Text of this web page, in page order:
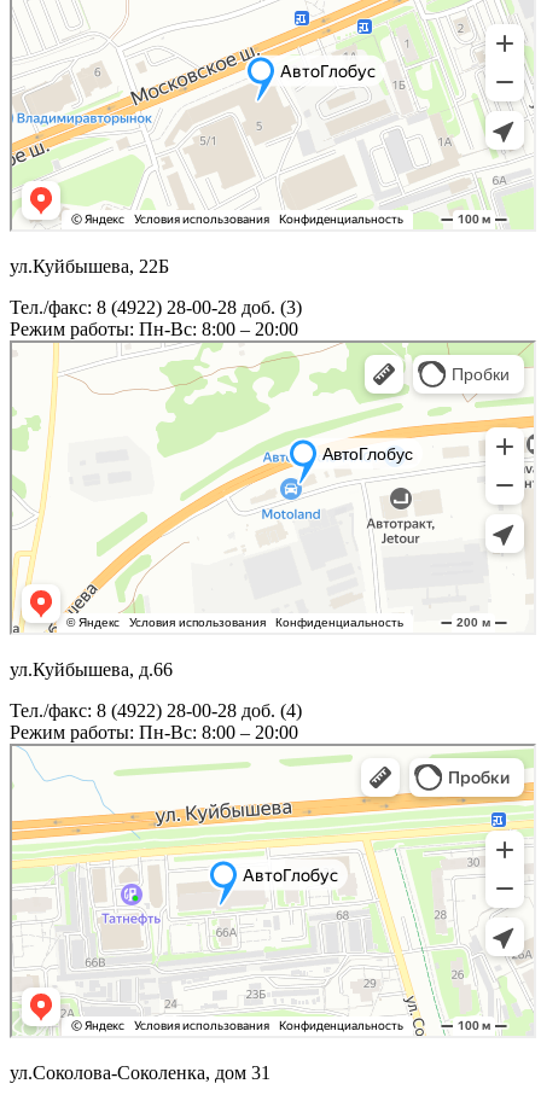
ул.Куйбышева, 22Б
Тел./факс: 8 (4922) 28-00-28 доб. (3)
Режим работы: Пн-Вс: 8:00 – 20:00
ул.Куйбышева, д.66
Тел./факс: 8 (4922) 28-00-28 доб. (4)
Режим работы: Пн-Вс: 8:00 – 20:00
ул.Соколова-Соколенка, дом 31